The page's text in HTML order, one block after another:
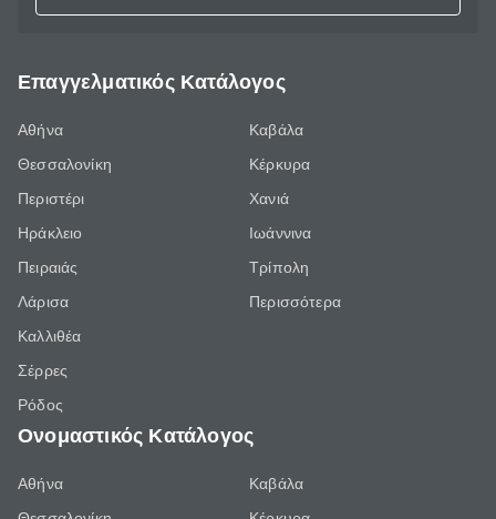
Επαγγελματικός Κατάλογος
Αθήνα
Θεσσαλονίκη
Περιστέρι
Ηράκλειο
Πειραιάς
Λάρισα
Καλλιθέα
Σέρρες
Ρόδος
Καβάλα
Κέρκυρα
Χανιά
Ιωάννινα
Τρίπολη
Περισσότερα
Ονομαστικός Κατάλογος
Αθήνα
Καβάλα